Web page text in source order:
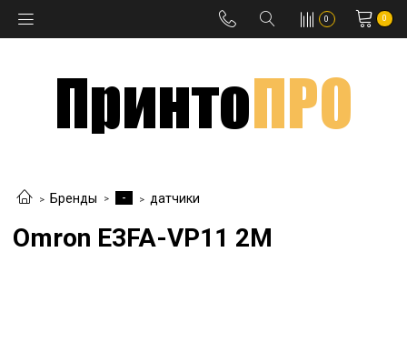
0 0
Бренды - датчики
Omron E3FA-VP11 2M